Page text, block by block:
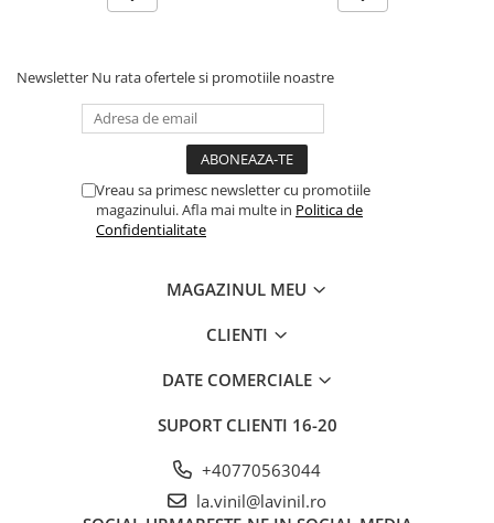
Newsletter Nu rata ofertele si promotiile noastre
Vreau sa primesc newsletter cu promotiile
magazinului. Afla mai multe in Politica de
Confidentialitate
MAGAZINUL MEU
CLIENTI
DATE COMERCIALE
SUPORT CLIENTI 16-20
+40770563044
la.vinil@lavinil.ro